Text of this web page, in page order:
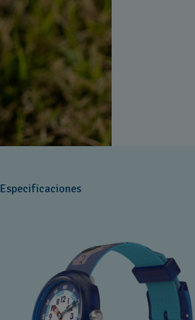
Especificaciones